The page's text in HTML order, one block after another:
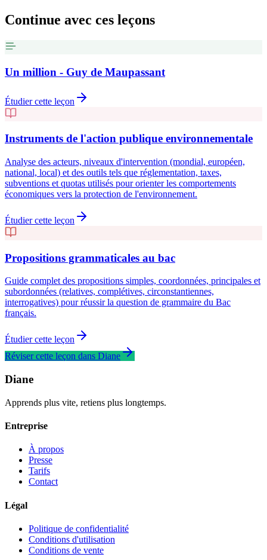
Continue avec ces leçons
Un million - Guy de Maupassant
Étudier cette leçon
Instruments de l'action publique environnementale
Analyse des acteurs, niveaux d'intervention (mondial, européen,
national, local) et des outils tels que réglementation, taxes,
subventions et quotas utilisés pour orienter les comportements
économiques vers la protection de l'environnement.
Étudier cette leçon
Propositions grammaticales au bac
Guide complet des propositions simples, coordonnées, principales et
subordonnées (relatives, complétives, circonstantiennes,
interrogatives) pour réussir la question de grammaire du Bac
français.
Étudier cette leçon
Réviser cette leçon dans Diane
Diane
Apprends plus vite, retiens plus longtemps.
Entreprise
À propos
Presse
Tarifs
Contact
Légal
Politique de confidentialité
Conditions d'utilisation
Conditions de vente